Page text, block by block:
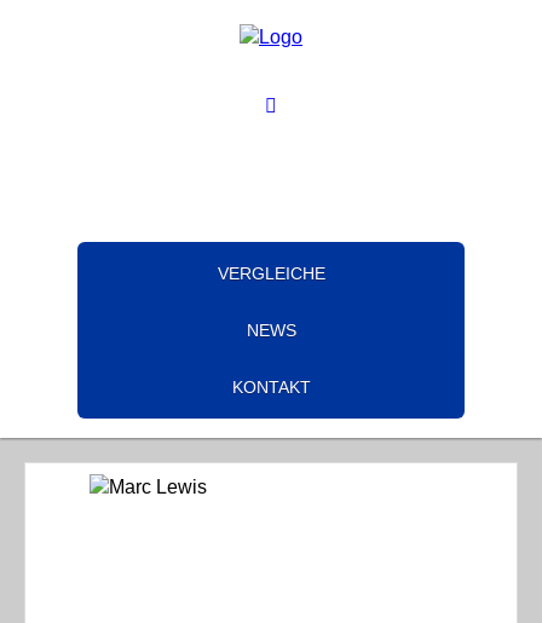
VERGLEICHE
NEWS
KONTAKT